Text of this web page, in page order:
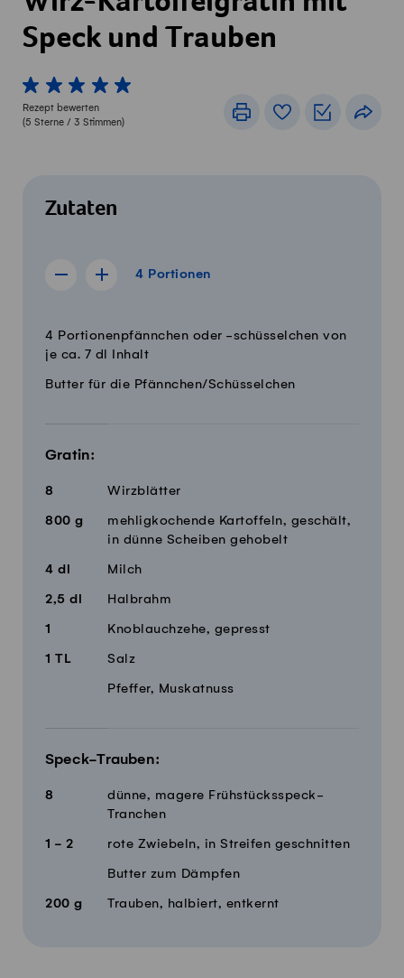
Speck und Trauben
1 von 5 Sterne
2 von 5 Sterne
3 von 5 Sterne
4 von 5 Sterne
5 von 5 Sterne
Rezept bewerten
(5 Sterne / 3 Stimmen)
DruckenRezeptbuch
Zutaten
4 Portionen
Rezept für 3 Portionen anzeigen
Rezept für 5 Portionen anzeigen
4 Portionen
MengeZutaten
4 Portionenpfännchen oder -schüsselchen von
je ca. 7 dl Inhalt
Butter für die Pfännchen/Schüsselchen
Gratin:
8 Wirzblätter
800 g
mehligkochende Kartoffeln, geschält,
in dünne Scheiben gehobelt
4 dl Milch
2,5 dl Halbrahm
1 Knoblauchzehe, gepresst
1 TL Salz
Pfeffer, Muskatnuss
Speck-Trauben:
8
dünne, magere Frühstücksspeck-
Tranchen
1 - 2 rote Zwiebeln, in Streifen geschnitten
Butter zum Dämpfen
200 g Trauben, halbiert, entkernt